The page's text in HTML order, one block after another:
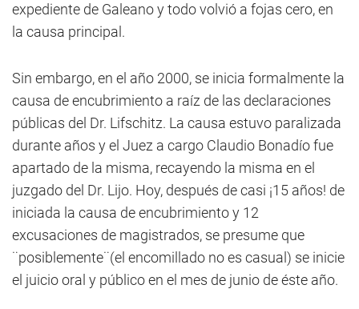
expediente de Galeano y todo volvió a fojas cero, en
la causa principal.
Sin embargo, en el año 2000, se inicia formalmente la
causa de encubrimiento a raíz de las declaraciones
públicas del Dr. Lifschitz. La causa estuvo paralizada
durante años y el Juez a cargo Claudio Bonadío fue
apartado de la misma, recayendo la misma en el
juzgado del Dr. Lijo. Hoy, después de casi ¡15 años! de
iniciada la causa de encubrimiento y 12
excusaciones de magistrados, se presume que
¨posiblemente¨(el encomillado no es casual) se inicie
el juicio oral y público en el mes de junio de éste año.